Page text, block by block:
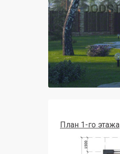
План 1-го этажа